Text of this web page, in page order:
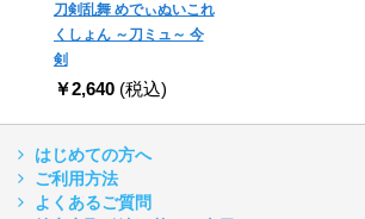
刀剣乱舞 めでぃぬいこれ
くしょん ～刀ミュ～ 今
剣
￥2,640 (税込)
はじめての方へ
ご利用方法
よくあるご質問